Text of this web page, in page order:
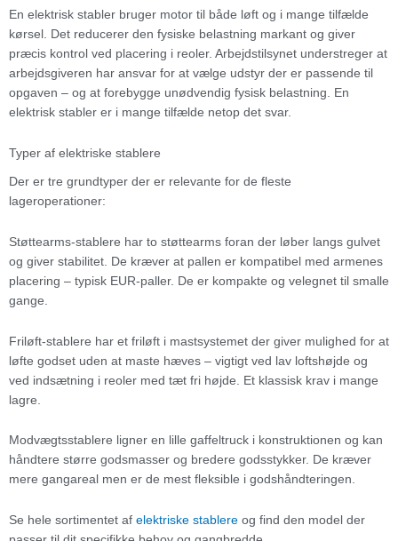
En elektrisk stabler bruger motor til både løft og i mange tilfælde
kørsel. Det reducerer den fysiske belastning markant og giver
præcis kontrol ved placering i reoler. Arbejdstilsynet understreger at
arbejdsgiveren har ansvar for at vælge udstyr der er passende til
opgaven – og at forebygge unødvendig fysisk belastning. En
elektrisk stabler er i mange tilfælde netop det svar.
Typer af elektriske stablere
Der er tre grundtyper der er relevante for de fleste
lageroperationer:
Støttearms-stablere har to støttearms foran der løber langs gulvet
og giver stabilitet. De kræver at pallen er kompatibel med armenes
placering – typisk EUR-paller. De er kompakte og velegnet til smalle
gange.
Friløft-stablere har et friløft i mastsystemet der giver mulighed for at
løfte godset uden at maste hæves – vigtigt ved lav loftshøjde og
ved indsætning i reoler med tæt fri højde. Et klassisk krav i mange
lagre.
Modvægtsstablere ligner en lille gaffeltruck i konstruktionen og kan
håndtere større godsmasser og bredere godsstykker. De kræver
mere gangareal men er de mest fleksible i godshåndteringen.
Se hele sortimentet af elektriske stablere og find den model der